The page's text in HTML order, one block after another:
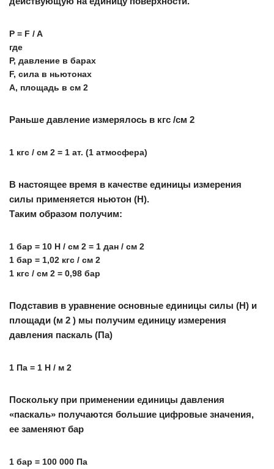
P = F / A
где
Р, давление в барах
F, сила в ньютонах
A, площадь в см 2
Раньше давление измерялось в кгс /см 2
1 кгс / см 2 = 1 ат. (1 атмосфера)
В настоящее время в качестве единицы измерения
силы применяется ньютон (Н).
Таким образом получим:
1 бар = 10 Н / см 2 = 1 дан / см 2
1 бар = 1,02 кгс / см 2
1 кгс / см 2 = 0,98 бар
Подставив в уравнение основные единицы силы (Н) и
площади (м 2 ) мы получим единицу измерения
давления паскаль (Па)
1 Па = 1 Н / м 2
Поскольку при применении единицы давления
«паскаль» получаются большие цифровые значения,
ее заменяют бар
1 бар = 100 000 Па